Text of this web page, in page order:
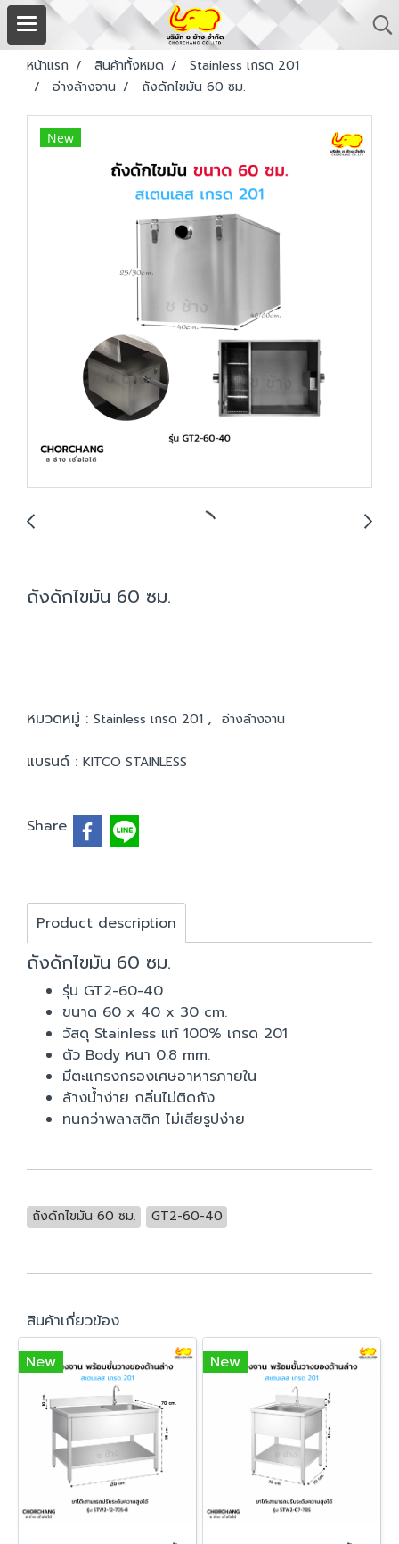
หน้าแรก สินค้าทั้งหมด
Stainless เกรด 201
อ่างล้างจาน
ถังดักไขมัน 60 ซม.
New
ถังดักไขมัน 60 ซม.
หมวดหมู่ : Stainless เกรด 201 , อ่างล้างจาน
แบรนด์ : KITCO STAINLESS
Share
Product description
ถังดักไขมัน 60 ซม.
รุ่น GT2-60-40
ขนาด 60 x 40 x 30 cm.
วัสดุ Stainless แท้ 100% เกรด 201
ตัว Body หนา 0.8 mm.
มีตะแกรงกรองเศษอาหารภายใน
ล้างน้ำง่าย กลิ่นไม่ติดถัง
ทนกว่าพลาสติก ไม่เสียรูปง่าย
ถังดักไขมัน 60 ซม. GT2-60-40
สินค้าเกี่ยวข้อง
New
New